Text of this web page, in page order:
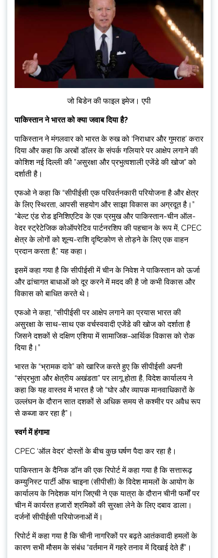
जो बिडेन की फाइल इमेज। एपी
पाकिस्तान ने भारत को क्या जवाब दिया है?
पाकिस्तान ने मंगलवार को भारत के रुख को ‘निराधार और गुमराह’ करार
दिया और कहा कि अरबों डॉलर के संपर्क गलियारे पर आक्षेप लगाने की
कोशिश नई दिल्ली की ”असुरक्षा और प्रभुत्वशाली एजेंडे की खोज” को
दर्शाती है।
एफओ ने कहा कि “सीपीईसी एक परिवर्तनकारी परियोजना है और क्षेत्र
के लिए स्थिरता, आपसी सहयोग और साझा विकास का अग्रदूत है।”
“बेल्ट एंड रोड इनिशिएटिव के एक प्रमुख और पाकिस्तान-चीन ऑल-
वेदर स्ट्रेटेजिक कोऑपरेटिव पार्टनरशिप की पहचान के रूप में, CPEC
क्षेत्र के लोगों को शून्य-राशि दृष्टिकोण से तोड़ने के लिए एक वाहन
प्रदान करता है,” यह कहा।
इसमें कहा गया है कि सीपीईसी में चीन के निवेश ने पाकिस्तान को ऊर्जा
और ढांचागत बाधाओं को दूर करने में मदद की है जो कभी विकास और
विकास को बाधित करते थे।
एफओ ने कहा, “सीपीईसी पर आक्षेप लगाने का प्रयास भारत की
असुरक्षा के साथ-साथ एक वर्चस्ववादी एजेंडे की खोज को दर्शाता है
जिसने दशकों से दक्षिण एशिया में सामाजिक-आर्थिक विकास को रोक
दिया है।”
भारत के “भ्रामक दावे” को खारिज करते हुए कि सीपीईसी अपनी
“संप्रभुता और क्षेत्रीय अखंडता” पर लागू होता है, विदेश कार्यालय ने
कहा कि यह वास्तव में भारत है जो “घोर और व्यापक मानवाधिकारों के
उल्लंघन के दौरान सात दशकों से अधिक समय से कश्मीर पर अवैध रूप
से कब्जा कर रहा है”।
स्वर्ग में हंगामा
CPEC ‘ऑल वेदर’ दोस्तों के बीच कुछ घर्षण पैदा कर रहा है।
पाकिस्तान के दैनिक डॉन की एक रिपोर्ट में कहा गया है कि सत्तारूढ़
कम्युनिस्ट पार्टी ऑफ चाइना (सीपीसी) के विदेश मामलों के आयोग के
कार्यालय के निदेशक यांग जिएची ने एक यात्रा के दौरान चीनी फर्मों पर
चीन में कार्यरत हजारों श्रमिकों की सुरक्षा लेने के लिए दबाव डाला।
दर्जनों सीपीईसी परियोजनाओं में।
रिपोर्ट में कहा गया है कि चीनी नागरिकों पर बढ़ते आतंकवादी हमलों के
कारण सभी मौसम के संबंध “वर्तमान में गहरे तनाव में दिखाई देते हैं”।